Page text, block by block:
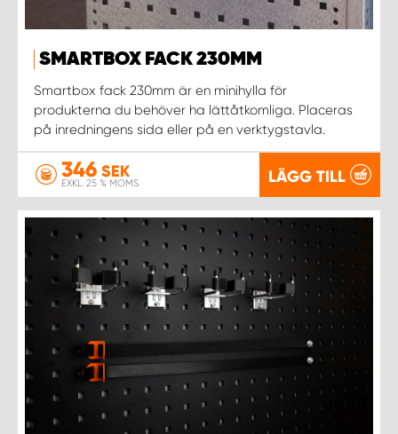
SMARTBOX FACK 230MM
Smartbox fack 230mm är en minihylla för
produkterna du behöver ha lättåtkomliga. Placeras
på inredningens sida eller på en verktygstavla.
346 SEK
EXKL. 25 % MOMS LÄGG TILL